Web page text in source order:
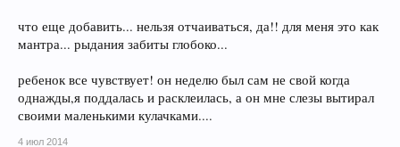
что еще добавить... нельзя отчаиваться, да!! для меня это как
мантра... рыдания забиты глобоко...
ребенок все чувствует! он неделю был сам не свой когда
однажды,я поддалась и расклеилась, а он мне слезы вытирал
своими маленькими кулачками....
4 июл 2014